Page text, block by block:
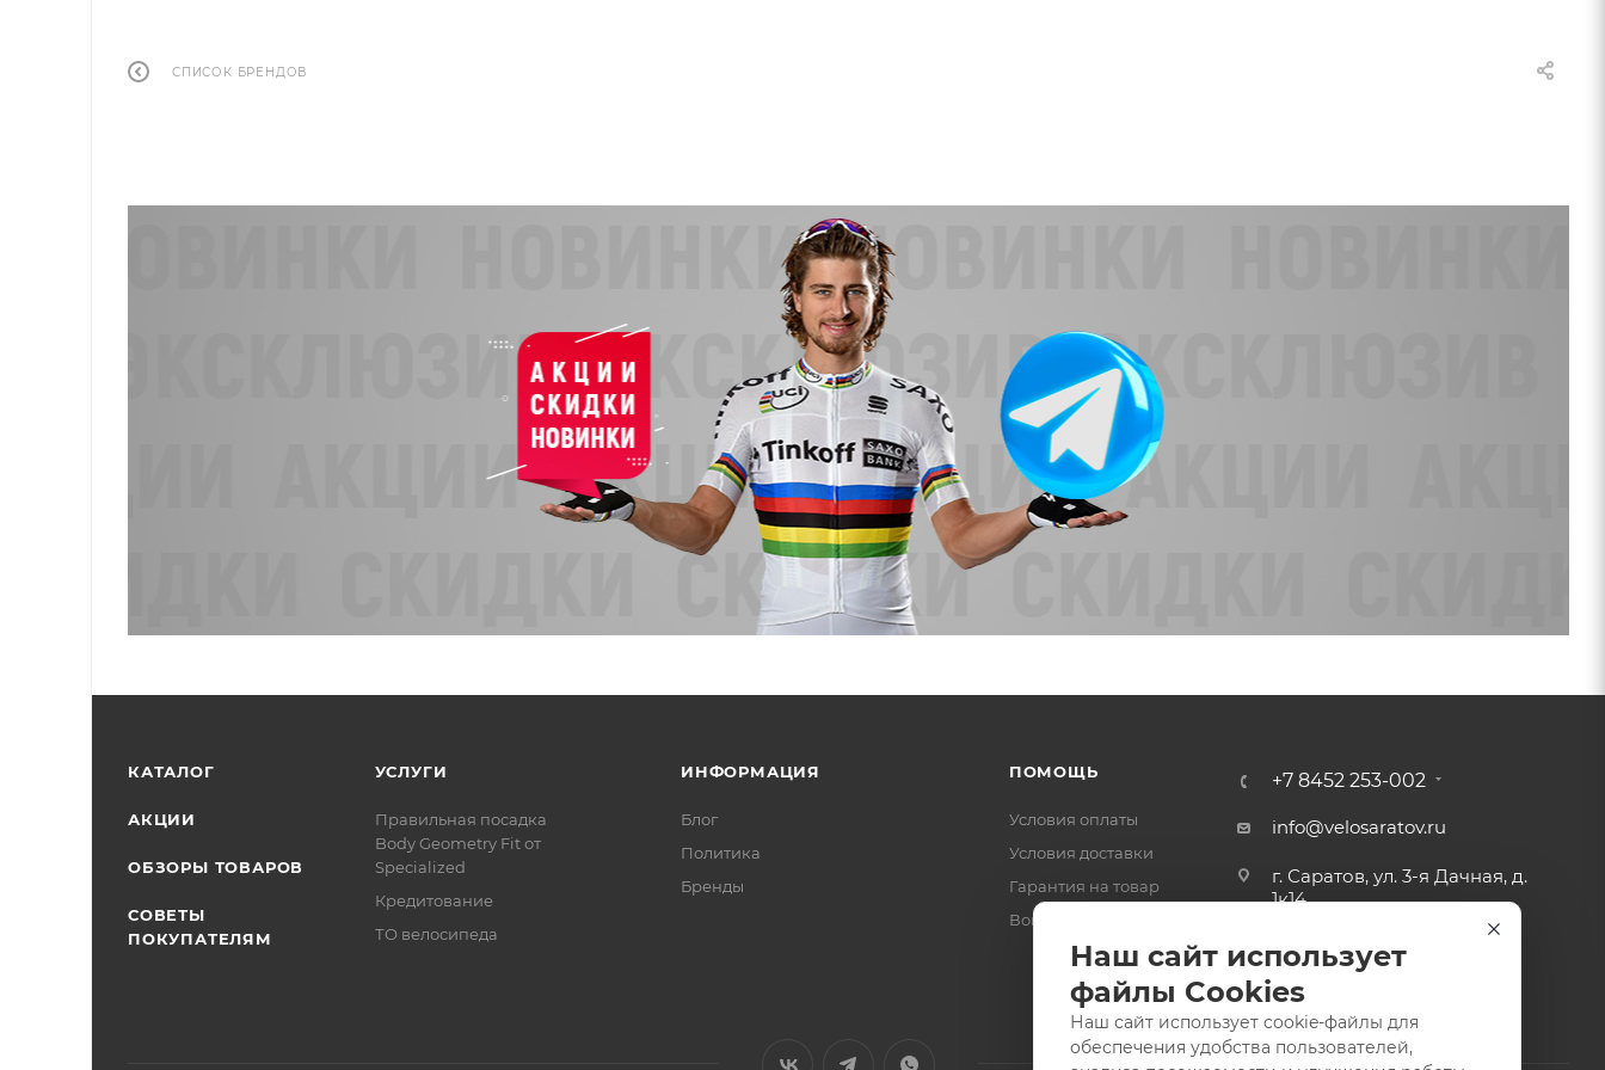
СПИСОК БРЕНДОВ
КАТАЛОГ
АКЦИИ
ОБЗОРЫ ТОВАРОВ
СОВЕТЫ
ПОКУПАТЕЛЯМ
УСЛУГИ
Правильная посадка
Body Geometry Fit от
Specialized
Кредитование
ТО велосипеда
ИНФОРМАЦИЯ
Блог
Политика
Бренды
ПОМОЩЬ
Условия оплаты
Условия доставки
Гарантия на товар
Вопрос-ответ
+7 8452 253-002
info@velosaratov.ru
г. Саратов, ул. 3-я Дачная, д.
1к14
Наш сайт использует
файлы Cookies
Наш сайт использует cookie-файлы для
обеспечения удобства пользователей,